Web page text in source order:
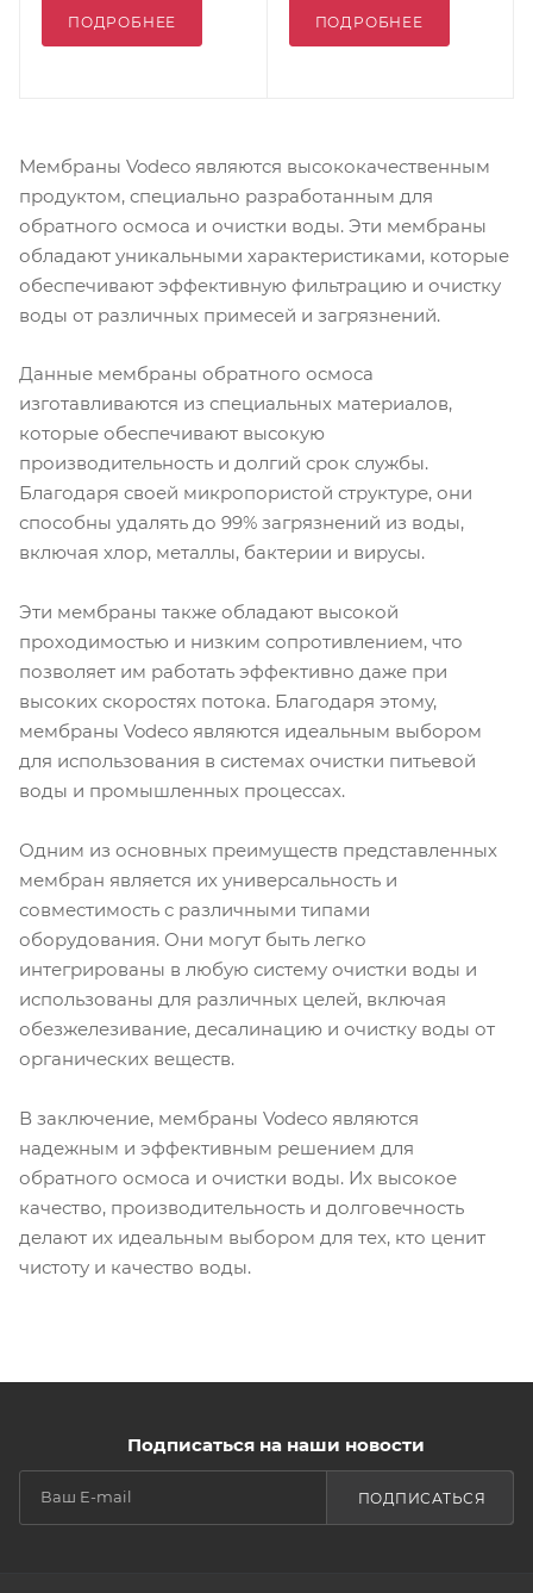
ПОДРОБНЕЕ ПОДРОБНЕЕ
Мембраны Vodeco являются высококачественным
продуктом, специально разработанным для
обратного осмоса и очистки воды. Эти мембраны
обладают уникальными характеристиками, которые
обеспечивают эффективную фильтрацию и очистку
воды от различных примесей и загрязнений.
Данные мембраны обратного осмоса
изготавливаются из специальных материалов,
которые обеспечивают высокую
производительность и долгий срок службы.
Благодаря своей микропористой структуре, они
способны удалять до 99% загрязнений из воды,
включая хлор, металлы, бактерии и вирусы.
Эти мембраны также обладают высокой
проходимостью и низким сопротивлением, что
позволяет им работать эффективно даже при
высоких скоростях потока. Благодаря этому,
мембраны Vodeco являются идеальным выбором
для использования в системах очистки питьевой
воды и промышленных процессах.
Одним из основных преимуществ представленных
мембран является их универсальность и
совместимость с различными типами
оборудования. Они могут быть легко
интегрированы в любую систему очистки воды и
использованы для различных целей, включая
обезжелезивание, десалинацию и очистку воды от
органических веществ.
В заключение, мембраны Vodeco являются
надежным и эффективным решением для
обратного осмоса и очистки воды. Их высокое
качество, производительность и долговечность
делают их идеальным выбором для тех, кто ценит
чистоту и качество воды.
Подписаться на наши новости
ПОДПИСАТЬСЯ